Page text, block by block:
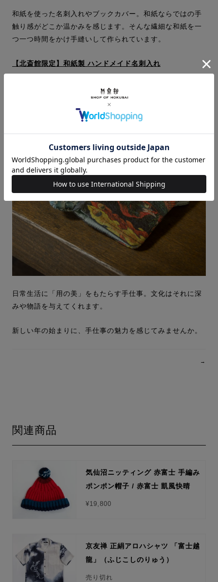
和紙を使った名刺入れやブックカバー。和紙ならではの手
触り感がどこか温かみを感じます。そんな繊細な和紙を一
つ一つ時間をかけ手縫いして作られています。
【北斎館限定】和紙製 ハンドメイド名刺入れ
日常生活に「用の美」をもたらす手仕事。文化はそれに深
みや物語を与えてくれます。
新しい年の始まりに、手仕事の魅力を感じてみませんか。
→
関連商品
気仙沼ニッティング 赤富士 手編み
ポンポン帽子 / 赤富士 凱風快晴
¥19,800
京友禅 正絹アロハシャツ 「富士越
龍」（ふじこしのりゅう）
売り切れ